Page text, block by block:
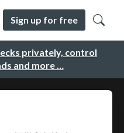
privately, control
and more …
Sign up for free